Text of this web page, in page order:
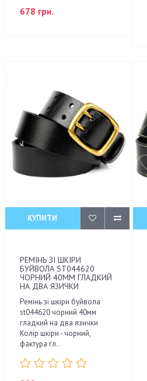
678 грн.
КУПИТИ
РЕМІНЬ ЗІ ШКІРИ
БУЙВОЛА ST044620
ЧОРНИЙ 40ММ ГЛАДКИЙ
НА ДВА ЯЗИЧКИ
Ремінь зі шкіри буйвола
st044620 чорний 40мм
гладкий на два язички
Колір шкіри - чорний,
фактура гл..